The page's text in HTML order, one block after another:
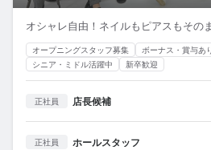
スカウト・メルマガ受信設定
ヘルプ・お問い合わせフォーム
掲載をご検討の店舗様へ
オシャレ自由！ネイルもピアスもその
オープニングスタッフ募集 ボーナス・賞与あ
シニア・ミドル活躍中
新卒歓迎
正社員 店長候補
正社員 ホールスタッフ